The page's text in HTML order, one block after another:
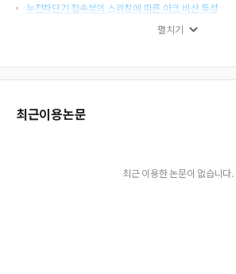
누전차단기 접속부의 스위칭에 따른 아크 비산 특성
단자대의 조임토크 불량에 의한 아크패턴 및 성분분석
지하할인매장의 피난성능개선을 위한 피난 모델링의 적용
Simulex 모델의 피난개시시간 분석
펼치기
최근이용논문
최근 이용한 논문이 없습니다.